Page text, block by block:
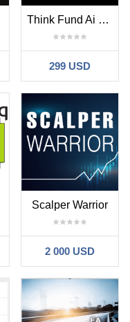
Think Fund Ai Robot
299 USD
Scalper Warrior
2 000 USD